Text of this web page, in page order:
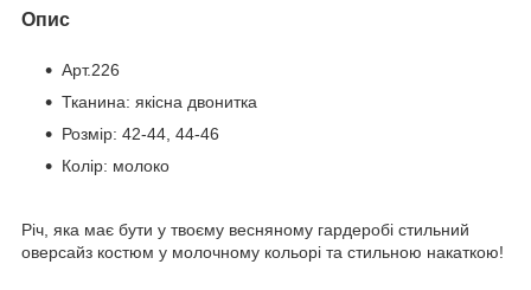
Опис
Арт.226
Тканина: якісна двонитка
Розмір: 42-44, 44-46
Колір: молоко
Річ, яка має бути у твоєму весняному гардеробі стильний
оверсайз костюм у молочному кольорі та стильною накаткою!